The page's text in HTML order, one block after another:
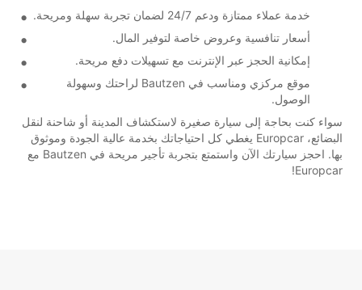
خدمة عملاء ممتازة ودعم 24/7 لضمان تجربة سهلة ومريحة.
أسعار تنافسية وعروض خاصة لتوفير المال.
إمكانية الحجز عبر الإنترنت مع تسهيلات دفع مريحة.
موقع مركزي ومناسب في Bautzen لراحتك وسهولة
الوصول.
سواء كنت بحاجة إلى سيارة صغيرة لاستكشاف المدينة أو شاحنة لنقل
البضائع، Europcar يغطي كل احتياجاتك بخدمة عالية الجودة وموثوق
بها. احجز سيارتك الآن واستمتع بتجربة تأجير مريحة في Bautzen مع
Europcar!